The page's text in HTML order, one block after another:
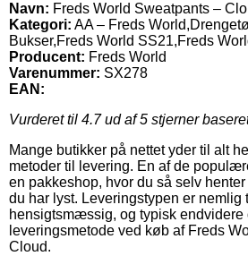
Navn: Freds World Sweatpants –
Kategori: AA – Freds
Bukser,Freds World SS21,Freds
Producent: Freds World
Varenummer: SX278
EAN:
Vurderet til 4.7ud af 5 stjerner
Mange butikker på nettet yder til alt
metoder til levering. En af de
en pakkeshop, hvor du så selv
du har lyst. Leveringstypen er nemlig
hensigtsmæssig, og typisk endvidere
leveringsmetode ved køb af Freds
Cloud.